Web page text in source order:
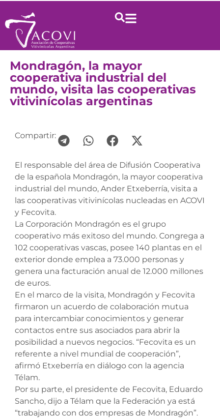
Mondragón, la mayor
cooperativa industrial del
mundo, visita las cooperativas
vitivinícolas argentinas
Compartir:
El responsable del área de Difusión Cooperativa
de la española Mondragón, la mayor cooperativa
industrial del mundo, Ander Etxeberría, visita a
las cooperativas vitivinícolas nucleadas en ACOVI
y Fecovita.
La Corporación Mondragón es el grupo
cooperativo más exitoso del mundo. Congrega a
102 cooperativas vascas, posee 140 plantas en el
exterior donde emplea a 73.000 personas y
genera una facturación anual de 12.000 millones
de euros.
En el marco de la visita, Mondragón y Fecovita
firmaron un acuerdo de colaboración mutua
para intercambiar conocimientos y generar
contactos entre sus asociados para abrir la
posibilidad a nuevos negocios. “Fecovita es un
referente a nivel mundial de cooperación”,
afirmó Etxeberría en diálogo con la agencia
Télam.
Por su parte, el presidente de Fecovita, Eduardo
Sancho, dijo a Télam que la Federación ya está
“trabajando con dos empresas de Mondragón”.